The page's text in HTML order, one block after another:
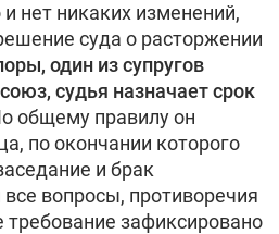
нет никаких изменений,
суда о расторжении
один из супругов
судья назначает срок
общему правилу он
по окончании которого
и брак
все вопросы, противоречия
зафиксировано